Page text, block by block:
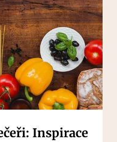
Inspirace